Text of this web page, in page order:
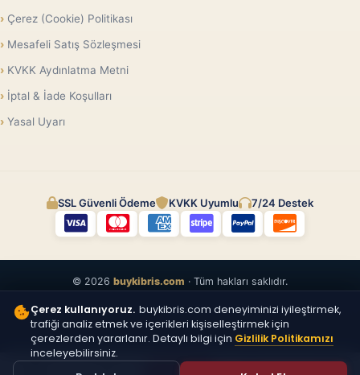
Çerez (Cookie) Politikası
Mesafeli Satış Sözleşmesi
KVKK Aydınlatma Metni
İptal & İade Koşulları
Yasal Uyarı
SSL Güvenli Ödeme KVKK Uyumlu 7/24 Destek
© 2026 buykibris.com · Tüm hakları saklıdır.
Çerez kullanıyoruz. buykibris.com deneyiminizi iyileştirmek,
trafiği analiz etmek ve içerikleri kişiselleştirmek için
çerezlerden yararlanır. Detaylı bilgi için Gizlilik Politikamızı
inceleyebilirsiniz.